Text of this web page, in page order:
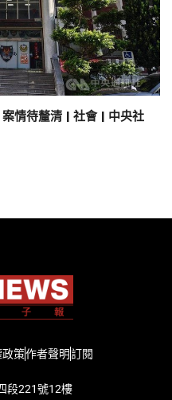
情待釐清 | 社會 | 中央社
政策作者聲明訂閱
段221號12樓